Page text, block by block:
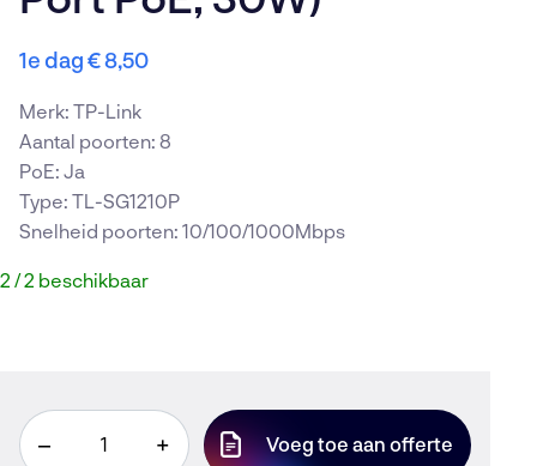
Nieuws en Blogs
Vacatures
Transportcentrum 3(D), Beugen
(Boxmeer)
085 246 5650
1e dag€8,50
Merk: TP-Link
Aantal poorten: 8
PoE: Ja
Type: TL-SG1210P
Snelheid poorten: 10/100/1000Mbps
2 / 2 beschikbaar
–
TP-
Link
+ Voeg toe aan offerte